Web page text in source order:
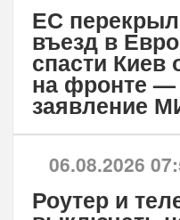
ЕС
въезд в
спасти Киев
на фронте —
заявление
06.08.2026
Роутер и